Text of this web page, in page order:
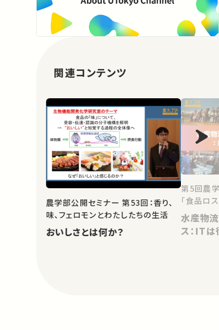
関連コンテンツ
農学部公開セミナー 第53回：香り、
味、フェロモンとわたしたちの生活
おいしさとは何か？
第5回農
「食品ロ
水産物
ス：ITは